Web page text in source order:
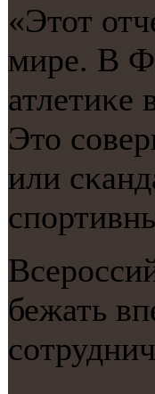
«Этот
мире. В
атлетиκе
Это
или
бежать